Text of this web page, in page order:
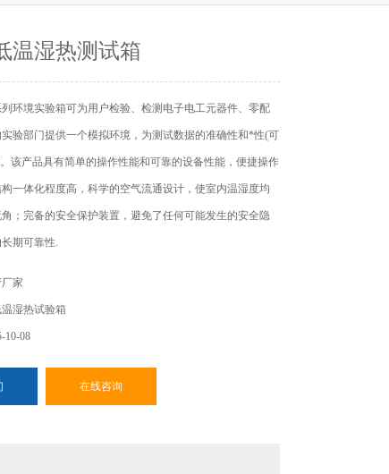
温湿热测试箱
环境实验箱可为用户检验、检测电子电工元器件、零配
验部门提供一个模拟环境，为测试数据的准确性和*性(可
该产品具有简单的操作性能和可靠的设备性能，便捷操作
一体化程度高，科学的空气流通设计，使室内温湿度均
；完备的安全保护装置，避免了任何可能发生的安全隐
期可靠性.
家
湿热试验箱
10-08
在线咨询